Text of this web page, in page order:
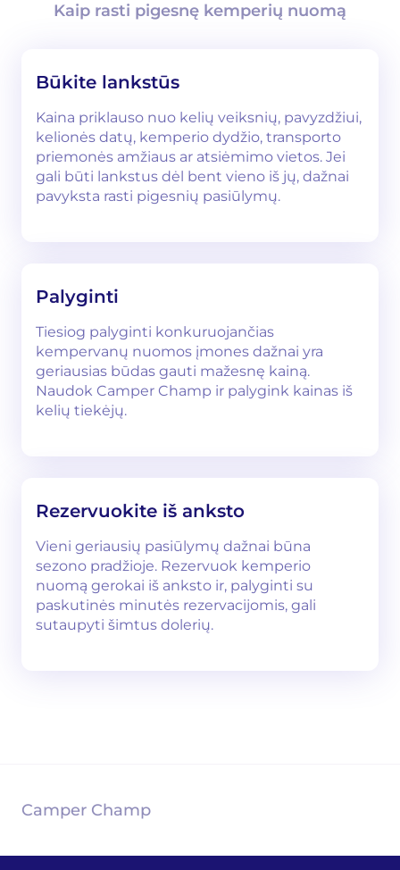
Kaip rasti pigesnę kemperių nuomą
Būkite lankstūs
Kaina priklauso nuo kelių veiksnių, pavyzdžiui,
kelionės datų, kemperio dydžio, transporto
priemonės amžiaus ar atsiėmimo vietos. Jei
gali būti lankstus dėl bent vieno iš jų, dažnai
pavyksta rasti pigesnių pasiūlymų.
Palyginti
Tiesiog palyginti konkuruojančias
kempervanų nuomos įmones dažnai yra
geriausias būdas gauti mažesnę kainą.
Naudok Camper Champ ir palygink kainas iš
kelių tiekėjų.
Rezervuokite iš anksto
Vieni geriausių pasiūlymų dažnai būna
sezono pradžioje. Rezervuok kemperio
nuomą gerokai iš anksto ir, palyginti su
paskutinės minutės rezervacijomis, gali
sutaupyti šimtus dolerių.
Camper Champ